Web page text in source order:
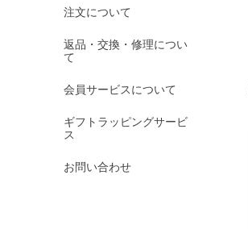
注文について
返品・交換・修理につい
て
会員サービスについて
ギフトラッピングサービ
ス
お問い合わせ